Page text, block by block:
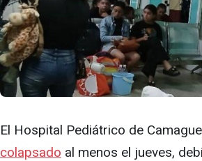
El Hospital Pediátrico de
colapsado al menos el jueves,